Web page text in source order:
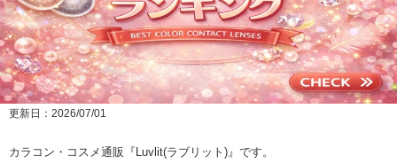
更新日：2026/07/01
カラコン・コスメ通販『Luvlit(ラブリット)』です。